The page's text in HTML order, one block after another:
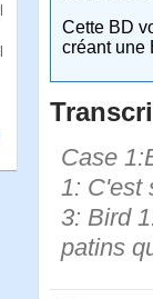
Cette BD
créant une
Case
1: C'est
3: Bird
patins